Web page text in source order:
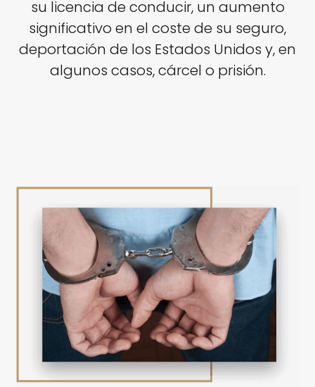
su licencia de conducir, un aumento
significativo en el coste de su seguro,
deportación de los Estados Unidos y, en
algunos casos, cárcel o prisión.